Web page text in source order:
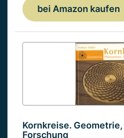
bei Amazon kaufen
Kornkreise.
Forschung